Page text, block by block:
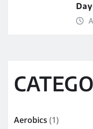
Aerobics (1)